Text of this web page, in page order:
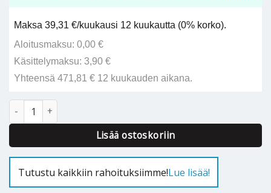
Maksa 39,31 €/kuukausi 12 kuukautta (0% korko).
Aloitusmaksu: 0,00 €
Käsittelymaksu: 3,90 €
Yhteensä 471,81 € 12 kuukauden aikana.
Maalämpöpumpun huolto määrä
Lisää ostoskoriin
Alternative:
Tutustu kaikkiin rahoituksiimme!Lue lisää!